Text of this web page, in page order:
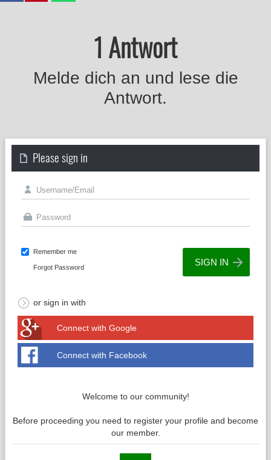
1 Antwort
Melde dich an und lese die
Antwort.
Please sign in
Remember me
Forgot Password
or sign in with
Connect with Google
Connect with Facebook
Welcome to our community!
Before proceeding you need to register your profile and become
our member.